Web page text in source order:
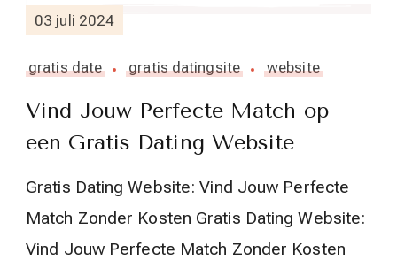
03 juli 2024
gratis date gratis datingsite website
Vind Jouw Perfecte Match op
een Gratis Dating Website
Gratis Dating Website: Vind Jouw Perfecte
Match Zonder Kosten Gratis Dating Website:
Vind Jouw Perfecte Match Zonder Kosten